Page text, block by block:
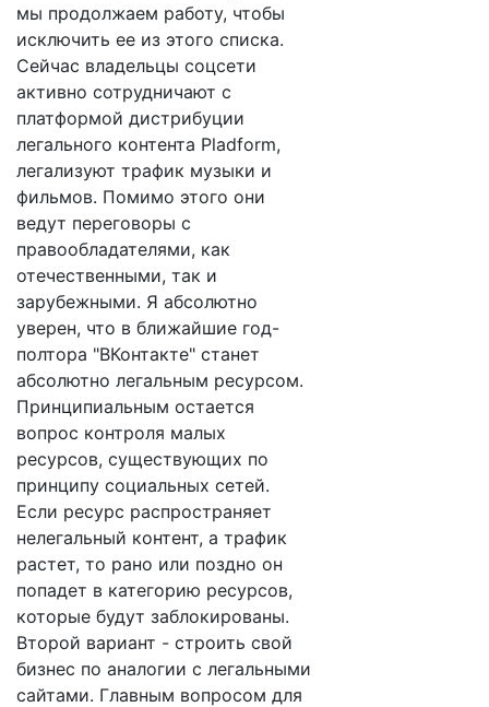
мы продолжаем работу, чтобы
исключить ее из этого списка.
Сейчас владельцы соцсети
активно сотрудничают с
платформой дистрибуции
легального контента Pladform,
легализуют трафик музыки и
фильмов. Помимо этого они
ведут переговоры с
правообладателями, как
отечественными, так и
зарубежными. Я абсолютно
уверен, что в ближайшие год-
полтора "ВКонтакте" станет
абсолютно легальным ресурсом.
Принципиальным остается
вопрос контроля малых
ресурсов, существующих по
принципу социальных сетей.
Если ресурс распространяет
нелегальный контент, а трафик
растет, то рано или поздно он
попадет в категорию ресурсов,
которые будут заблокированы.
Второй вариант - строить свой
бизнес по аналогии с легальными
сайтами. Главным вопросом для